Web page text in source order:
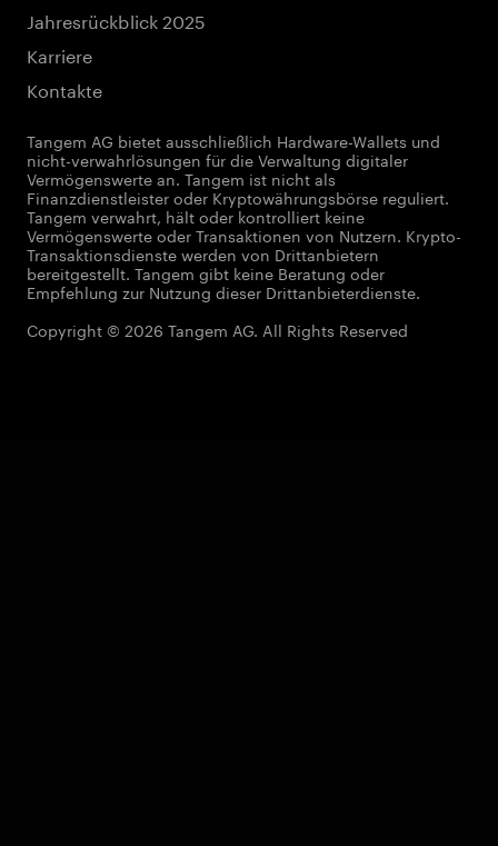
Jahresrückblick 2025
Karriere
Kontakte
Tangem AG bietet ausschließlich Hardware-Wallets und
nicht-verwahrlösungen für die Verwaltung digitaler
Vermögenswerte an. Tangem ist nicht als
Finanzdienstleister oder Kryptowährungsbörse reguliert.
Tangem verwahrt, hält oder kontrolliert keine
Vermögenswerte oder Transaktionen von Nutzern. Krypto-
Transaktionsdienste werden von Drittanbietern
bereitgestellt. Tangem gibt keine Beratung oder
Empfehlung zur Nutzung dieser Drittanbieterdienste.